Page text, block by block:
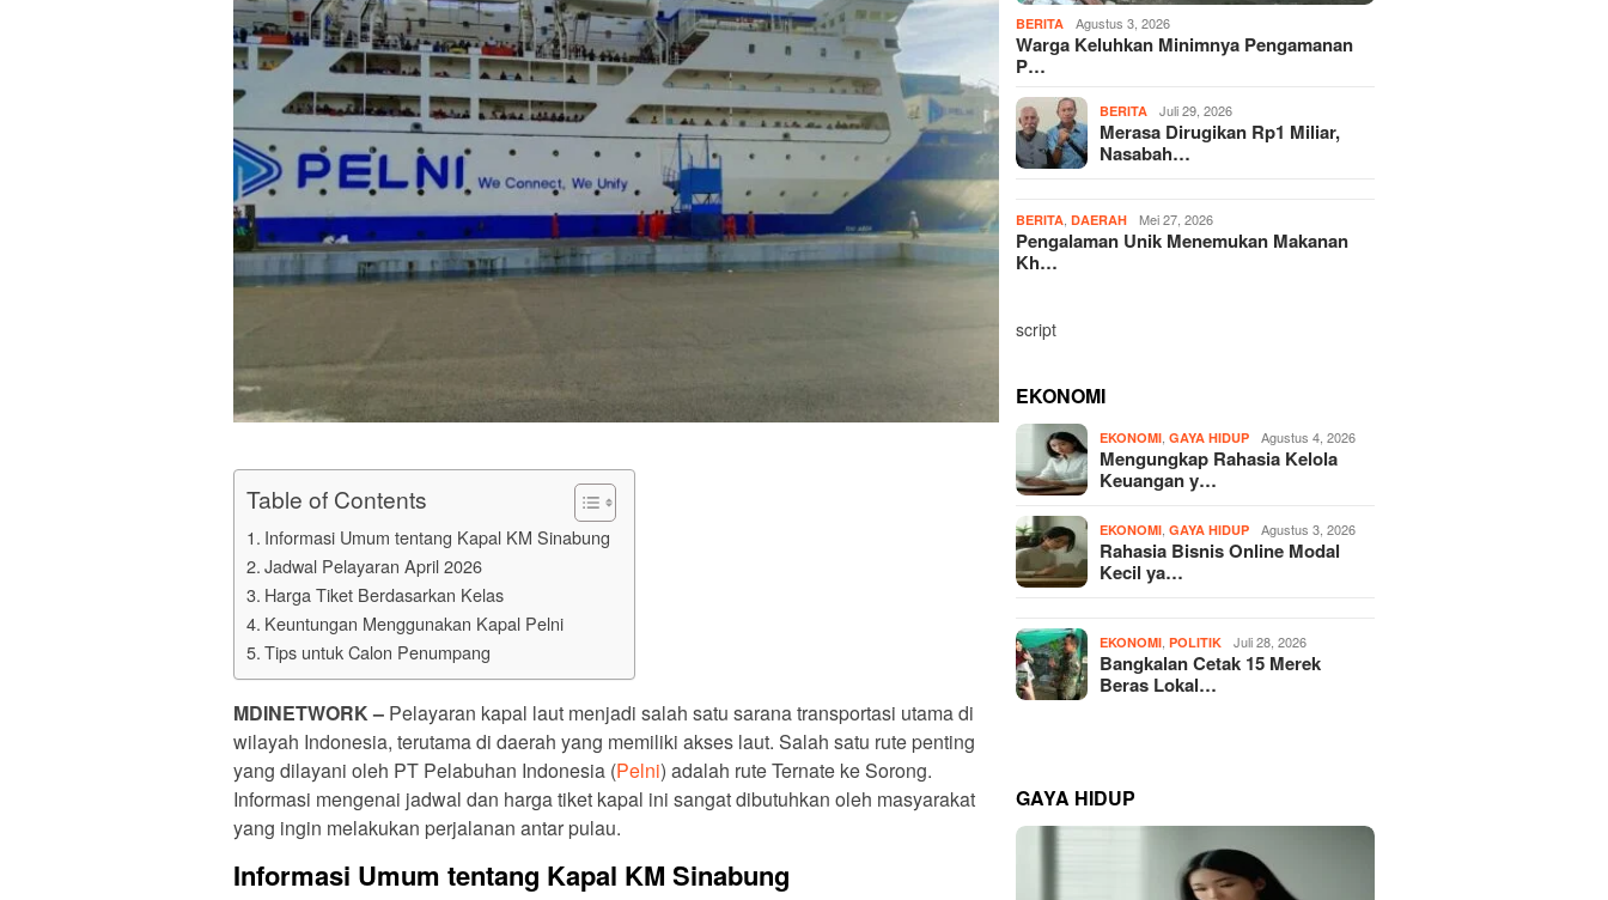
Table of Contents
Informasi Umum tentang Kapal KM Sinabung
Jadwal Pelayaran April 2026
Harga Tiket Berdasarkan Kelas
Keuntungan Menggunakan Kapal Pelni
Tips untuk Calon Penumpang
MDINETWORK – Pelayaran kapal laut menjadi salah satu sarana transportasi utama di
wilayah Indonesia, terutama di daerah yang memiliki akses laut. Salah satu rute penting
yang dilayani oleh PT Pelabuhan Indonesia (Pelni) adalah rute Ternate ke Sorong.
Informasi mengenai jadwal dan harga tiket kapal ini sangat dibutuhkan oleh masyarakat
yang ingin melakukan perjalanan antar pulau.
Informasi Umum tentang Kapal KM Sinabung
BERITA Agustus 3, 2026
Warga Keluhkan Minimnya Pengamanan
P…
BERITA Juli 29, 2026
Merasa Dirugikan Rp1 Miliar,
Nasabah…
BERITA ,DAERAH Mei 27, 2026
Pengalaman Unik Menemukan Makanan
Kh…
script
EKONOMI
EKONOMI ,GAYA HIDUP Agustus 4, 2026
Mengungkap Rahasia Kelola
Keuangan y…
EKONOMI ,GAYA HIDUP Agustus 3, 2026
Rahasia Bisnis Online Modal
Kecil ya…
EKONOMI ,POLITIK Juli 28, 2026
Bangkalan Cetak 15 Merek
Beras Lokal…
GAYA HIDUP